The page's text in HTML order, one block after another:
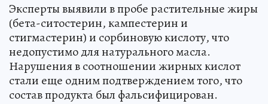
Эксперты выявили в пробе растительные жиры
(бета-ситостерин, кампестерин и
стигмастерин) и сорбиновую кислоту, что
недопустимо для натурального масла.
Нарушения в соотношении жирных кислот
стали еще одним подтверждением того, что
состав продукта был фальсифицирован.